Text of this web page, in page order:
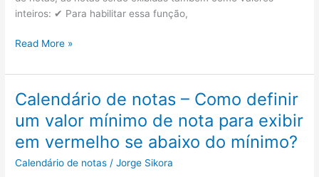
inteiros: ✔ Para habilitar essa função,
Calendário
notas
Como
definir
notas
somente
com
Read More »
Calendário de notas – Como definir
um valor mínimo de nota para exibir
em vermelho se abaixo do mínimo?
Calendário de notas /Jorge Sikora